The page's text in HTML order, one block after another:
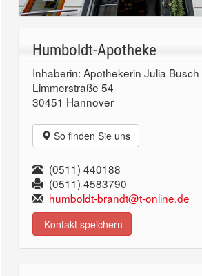
Humboldt-Apotheke
Inhaberin: Apothekerin Julia Busch
Limmerstraße 54
30451 Hannover
So finden Sie uns
(0511) 440188
(0511) 4583790
humboldt-brandt@t-online.de
Kontakt speichern